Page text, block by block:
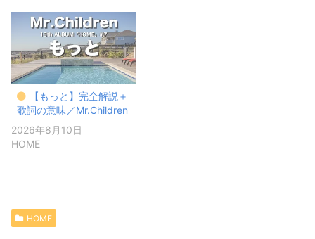
【もっと】完全解説＋
歌詞の意味／Mr.Children
2026年8月10日
HOME
HOME